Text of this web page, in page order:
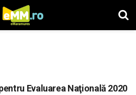
Evaluarea Naţională 2020